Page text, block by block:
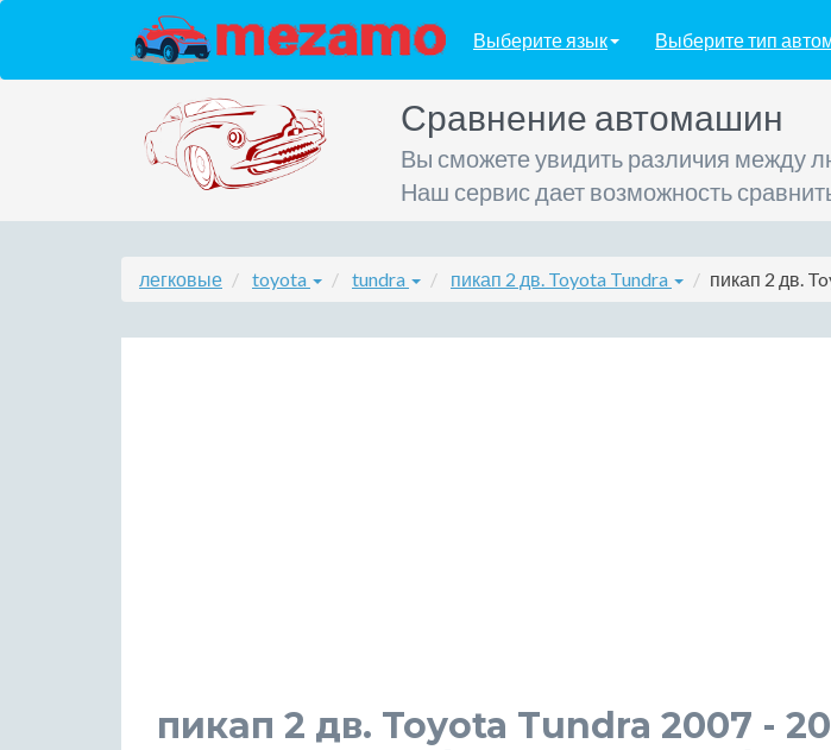
Выберите язык Выберите тип
Сравнение автомашин
Вы сможете увидить различия между
Наш сервис дает возможность
легковые toyota tundra пикап 2 дв. Toyota Tundra пикап 2 дв.
пикап 2 дв. Toyota Tundra 2007 -